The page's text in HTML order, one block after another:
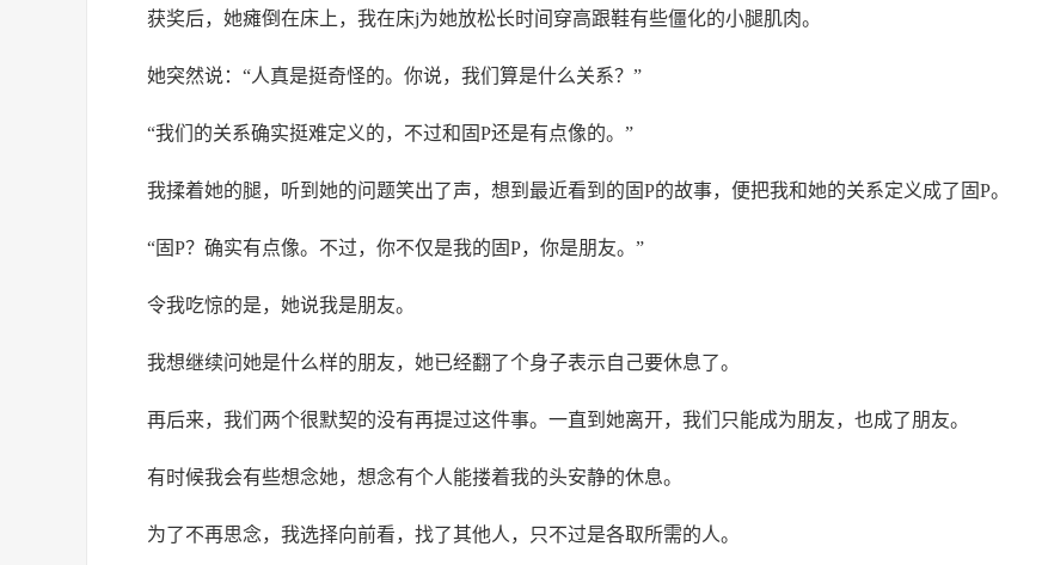
获奖后，她瘫倒在床上，我在床j为她放松长时间穿高跟鞋有些僵化的小腿肌肉。
她突然说：“人真是挺奇怪的。你说，我们算是什么关系？”
“我们的关系确实挺难定义的，不过和固P还是有点像的。”
我揉着她的腿，听到她的问题笑出了声，想到最近看到的固P的故事，便把我和她的关系定义成了固P。
“固P？确实有点像。不过，你不仅是我的固P，你是朋友。”
令我吃惊的是，她说我是朋友。
我想继续问她是什么样的朋友，她已经翻了个身子表示自己要休息了。
再后来，我们两个很默契的没有再提过这件事。一直到她离开，我们只能成为朋友，也成了朋友。
有时候我会有些想念她，想念有个人能搂着我的头安静的休息。
为了不再思念，我选择向前看，找了其他人，只不过是各取所需的人。